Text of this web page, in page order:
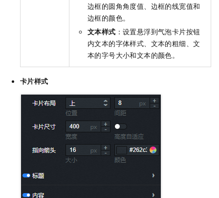
边框的圆角角度值、边框的线宽值和
边框的颜色。
文本样式 ：设置悬浮到气泡卡片按钮
内文本的字体样式、文本的粗细、文
本的字号大小和文本的颜色。
卡片样式